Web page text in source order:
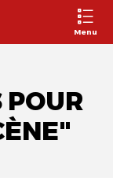
Menu
POUR